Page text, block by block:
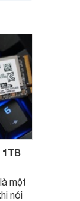
một
nói